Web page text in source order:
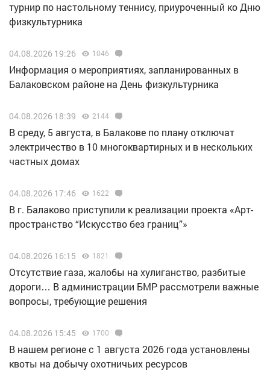
турнир по настольному теннису, приуроченный ко Дню
физкультурника
04.08.2026 19:26 1046
Информация о мероприятиях, запланированных в
Балаковском районе на День физкультурника
04.08.2026 18:39 2144
В среду, 5 августа, в Балакове по плану отключат
электричество в 10 многоквартирных и в нескольких
частных домах
04.08.2026 17:46 1622
В г. Балаково приступили к реализации проекта «Арт-
пространство “Искусство без границ”»
04.08.2026 16:15 1821
Отсутствие газа, жалобы на хулиганство, разбитые
дороги… В администрации БМР рассмотрели важные
вопросы, требующие решения
04.08.2026 15:45 1700
В нашем регионе с 1 августа 2026 года установлены
квоты на добычу охотничьих ресурсов